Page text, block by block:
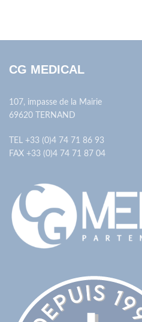
CG MEDICAL
107, impasse de la Mairie
69620 TERNAND
TEL +33 (0)4 74 71 86 93
FAX +33 (0)4 74 71 87 04